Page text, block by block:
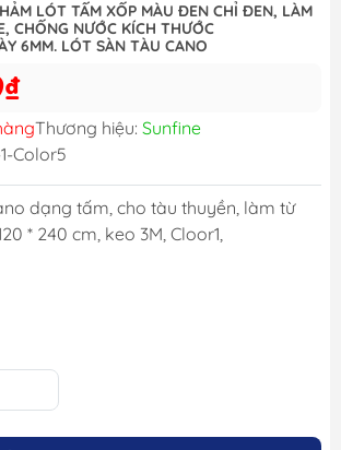
LÓT TẤM XỐP MÀU ĐEN CHỈ ĐEN, LÀM
CHỐNG NƯỚC KÍCH THƯỚC
6MM. LÓT SÀN TÀU CANO
Thương hiệu: Sunfine
Color5
dạng tấm, cho tàu thuyền, làm từ
* 240 cm, keo 3M, Cloor1,